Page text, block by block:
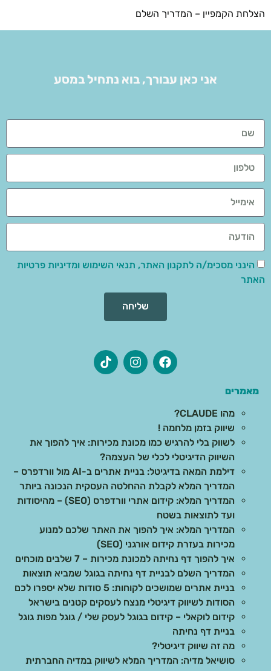
הצלחת הקמפיין – המדריך השלם
אני כאן עבורך, בוא נתחיל במסע
הינני מסכימ/ה לתקנון האתר, תנאי השימוש ומדיניות פרטיות
האתר
שליחה
מאמרים
מהו CLAUDE?
שיווק בזמן מלחמה !
לשווק בלי להרגיש כמו מכונת מכירות: איך להפוך את
השיווק הדיגיטלי לכלי של העצמה?
דילמת המאה בדיגיטל: בניית אתרים ב-AI מול וורדפרס –
המדריך המלא לקבלת ההחלטה העסקית הנכונה ביותר
המדריך המלא: קידום אתרי וורדפרס (SEO) – מהיסודות
ועד לתוצאות בשטח
המדריך המלא: איך להפוך את האתר שלכם למנוע
מכירות בעזרת קידום אורגני (SEO)
איך להפוך דף נחיתה למכונת מכירות – 7 שלבים מוכחים
המדריך השלם לבניית דף נחיתה בגוגל שמביא תוצאות
בניית אתרים שמושכים לקוחות: 5 סודות שלא יספרו לכם
הסודות לשיווק דיגיטלי מנצח לעסקים קטנים בישראל
קידום לוקאלי – קידום בגוגל לעסק שלי / גוגל מפות גוגל
בניית דף נחיתה
מה זה שיווק דיגיטלי?
סושיאל מדיה: המדריך המלא לשיווק במדיה החברתית